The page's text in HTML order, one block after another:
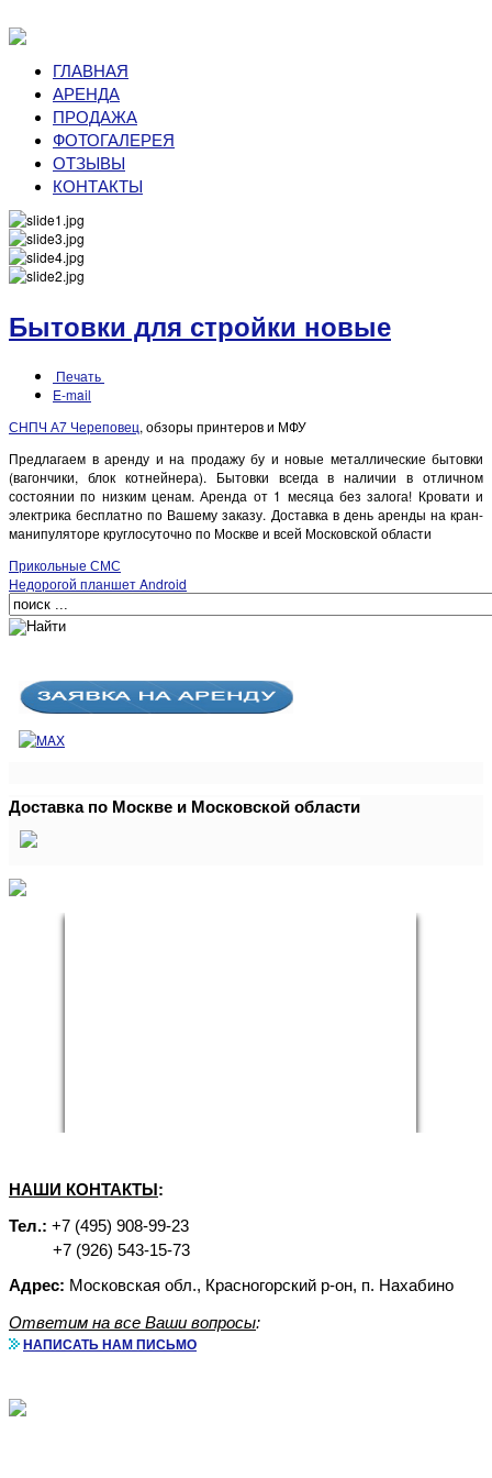
ГЛАВНАЯ
АРЕНДА
ПРОДАЖА
ФОТОГАЛЕРЕЯ
ОТЗЫВЫ
КОНТАКТЫ
Бытовки для стройки новые
Печать
E-mail
СНПЧ А7 Череповец, обзоры принтеров и МФУ
Предлагаем в аренду и на продажу бу и новые металлические бытовки
(вагончики, блок котнейнера). Бытовки всегда в наличии в отличном
состоянии по низким ценам. Аренда от 1 месяца без залога! Кровати и
электрика бесплатно по Вашему заказу. Доставка в день аренды на кран-
манипуляторе круглосуточно по Москве и всей Московской области
Прикольные СМС
Недорогой планшет Android
Доставка по Москве и Московской области
НАШИ КОНТАКТЫ:
Тел.: +7 (495) 908-99-23
+7 (926) 543-15-73
Адрес: Московская обл., Красногорский р-он, п. Нахабино
Ответим на все Ваши вопросы:
НАПИСАТЬ НАМ ПИСЬМО